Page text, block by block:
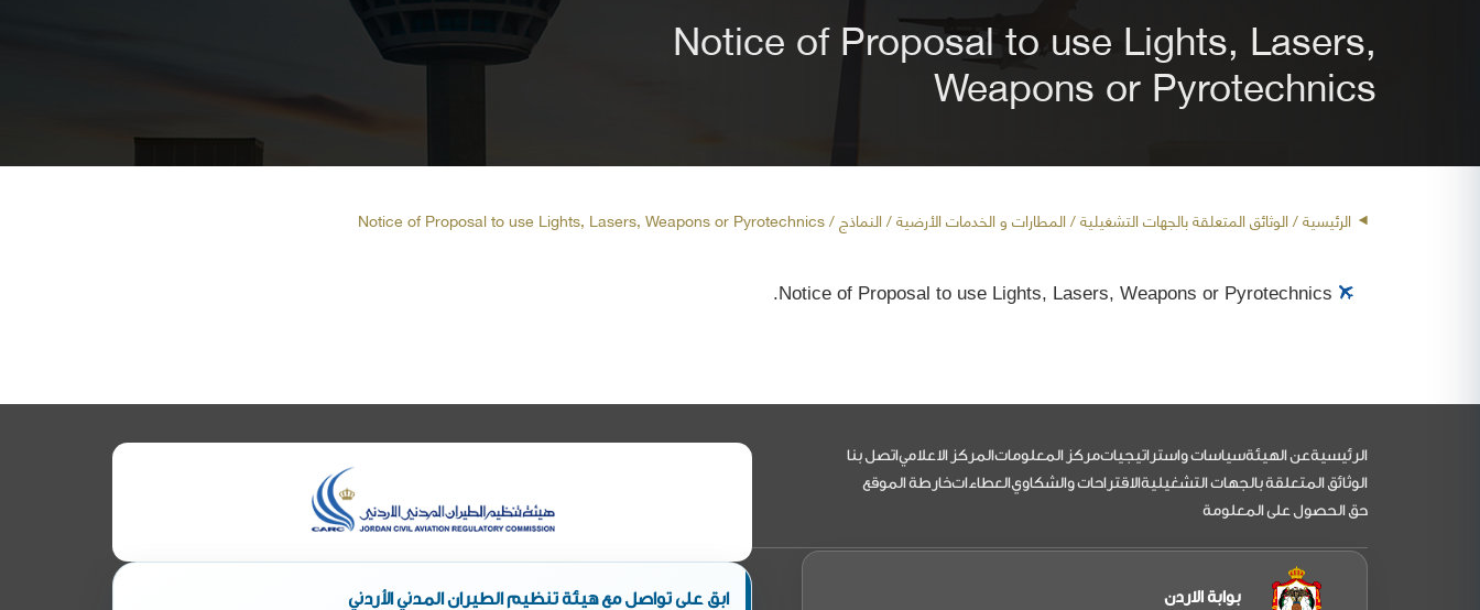
Notice of Proposal to use Lights, Lasers,
Weapons or Pyrotechnics
الرئيسية/ الوثائق المتعلقة بالجهات التشغيلية /المطارات و الخدمات الأرضية/ النماذج / Notice of Proposal to use Lights, Lasers, Weapons or Pyrotechnics
Notice of Proposal to use Lights, Lasers, Weapons or Pyrotechnics.
التذييل
الرئيسيةعن الهيئةسياسات واستراتيجياتمركز المعلوماتالمركز الاعلامياتصل بنا
الوثائق المتعلقة بالجهات التشغيليةالاقتراحات والشكاويالعطاءاتخارطة الموقع
حق الحصول على المعلومة
بوابة الاردن ابق على تواصل مع هيئة تنظيم الطيران المدني الأردني